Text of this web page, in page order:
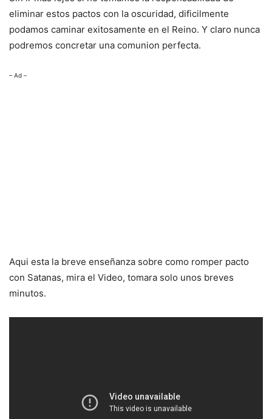
eliminar estos pactos con la oscuridad, dificilmente
podamos caminar exitosamente en el Reino. Y claro nunca
podremos concretar una comunion perfecta.
– Ad –
Aqui esta la breve enseñanza sobre como romper pacto
con Satanas, mira el Video, tomara solo unos breves
minutos.